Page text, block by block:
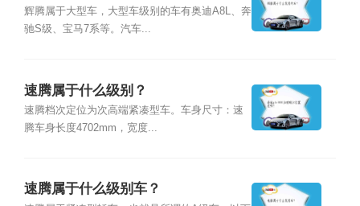
辉腾属于大型车，大型车级别的车有奥迪A8L、奔
驰S级、宝马7系等。汽车...
速腾属于什么级别？
速腾档次定位为次高端紧凑型车。车身尺寸：速
腾车身长度4702mm，宽度...
速腾属于什么级别车？